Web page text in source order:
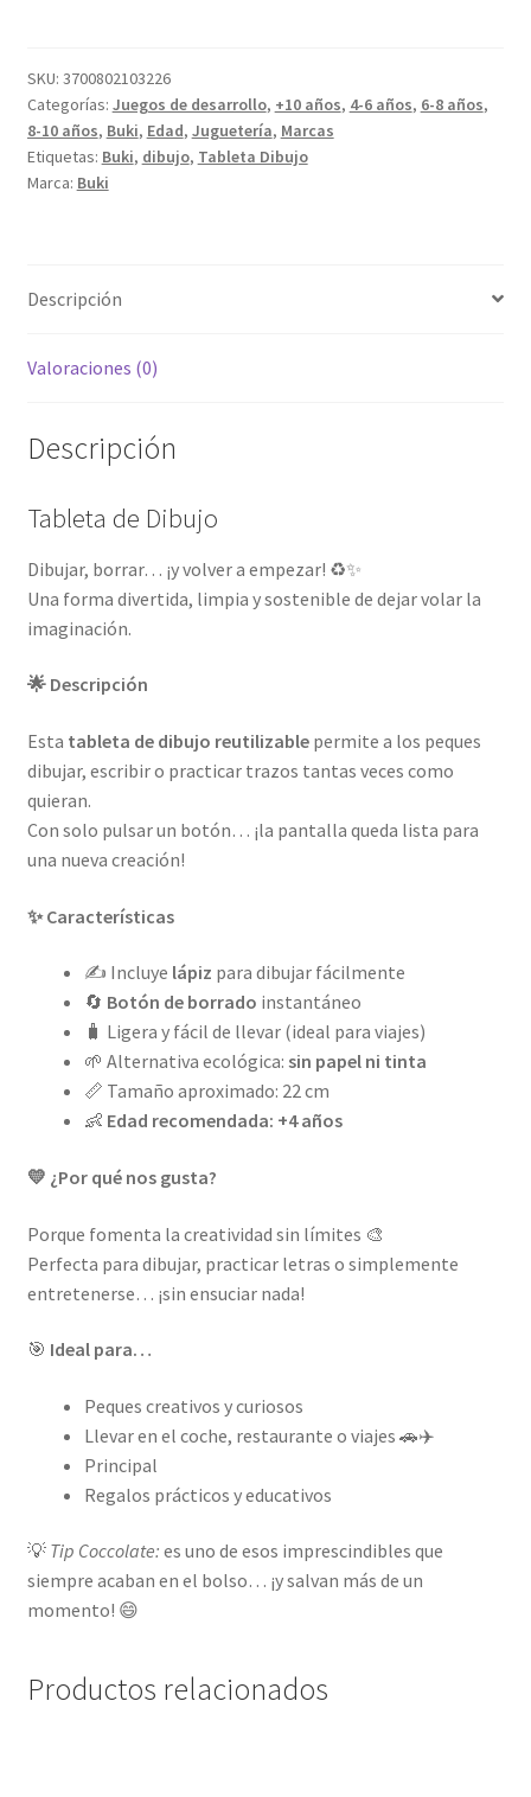
SKU: 3700802103226
Categorías: Juegos de desarrollo, +10 años, 4-6 años, 6-8 años,
8-10 años, Buki, Edad, Juguetería, Marcas
Etiquetas: Buki, dibujo, Tableta Dibujo
Marca: Buki
Descripción
Valoraciones (0)
Descripción
Tableta de Dibujo
Dibujar, borrar… ¡y volver a empezar! ♻️✨
Una forma divertida, limpia y sostenible de dejar volar la
imaginación.
🌟 Descripción
Esta tableta de dibujo reutilizablepermite a los peques
dibujar, escribir o practicar trazos tantas veces como
quieran.
Con solo pulsar un botón… ¡la pantalla queda lista para
una nueva creación!
✨ Características
✍️ Incluye lápiz para dibujar fácilmente
🔄 Botón de borrado instantáneo
🧳 Ligera y fácil de llevar (ideal para viajes)
🌱 Alternativa ecológica: sin papel ni tinta
📏 Tamaño aproximado: 22 cm
👶 Edad recomendada: +4 años
💛 ¿Por qué nos gusta?
Porque fomenta la creatividad sin límites 🎨
Perfecta para dibujar, practicar letras o simplemente
entretenerse… ¡sin ensuciar nada!
🎯 Ideal para…
Peques creativos y curiosos
Llevar en el coche, restaurante o viajes 🚗✈️
Principal
Regalos prácticos y educativos
💡 Tip Coccolate: es uno de esos imprescindibles que
siempre acaban en el bolso… ¡y salvan más de un
momento! 😄
Productos relacionados